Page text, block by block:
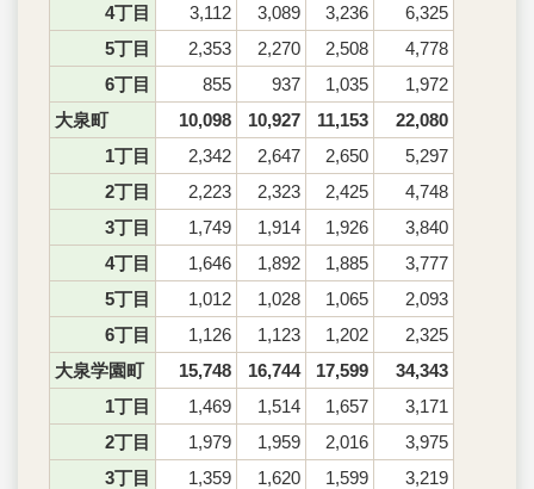
4丁目
3,112 3,089 3,236
6,325
5丁目
2,353 2,270 2,508
4,778
6丁目
855 937 1,035
1,972
大泉町
10,098 10,927 11,153
22,080
1丁目
2,342 2,647 2,650
5,297
2丁目
2,223 2,323 2,425
4,748
3丁目
1,749 1,914 1,926
3,840
4丁目
1,646 1,892 1,885
3,777
5丁目
1,012 1,028 1,065
2,093
6丁目
1,126 1,123 1,202
2,325
大泉学園町
15,748 16,744 17,599
34,343
1丁目
1,469 1,514 1,657
3,171
2丁目
1,979 1,959 2,016
3,975
3丁目
1,359 1,620 1,599
3,219